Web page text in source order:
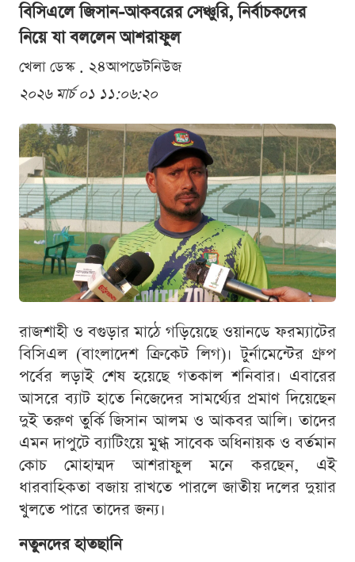
বিসিএলে জিসান-আকবরের সেঞ্চুরি, নির্বাচকদের
নিয়ে যা বললেন আশরাফুল
খেলা ডেস্ক . ২৪আপডেটনিউজ
২০২৬ মার্চ ০১ ১১:০৬:২০
রাজশাহী ও বগুড়ার মাঠে গড়িয়েছে ওয়ানডে ফরম্যাটের
বিসিএল (বাংলাদেশ ক্রিকেট লিগ)। টুর্নামেন্টের গ্রুপ
পর্বের লড়াই শেষ হয়েছে গতকাল শনিবার। এবারের
আসরে ব্যাট হাতে নিজেদের সামর্থ্যের প্রমাণ দিয়েছেন
দুই তরুণ তুর্কি জিসান আলম ও আকবর আলি। তাদের
এমন দাপুটে ব্যাটিংয়ে মুগ্ধ সাবেক অধিনায়ক ও বর্তমান
কোচ মোহাম্মদ আশরাফুল মনে করছেন, এই
ধারবাহিকতা বজায় রাখতে পারলে জাতীয় দলের দুয়ার
খুলতে পারে তাদের জন্য।
নতুনদের হাতছানি